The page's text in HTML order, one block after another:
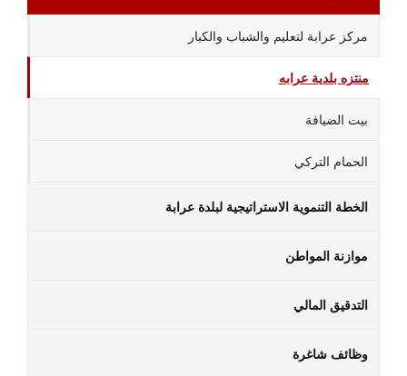
مركز عرابة لتعليم والشباب والكبار
منتزه بلدية عرابه
بيت الضيافة
الحمام التركي
الخطة التنموية الاستراتيجية لبلدة عرابة
موازنة المواطن
التدقيق المالي
وظائف شاغرة